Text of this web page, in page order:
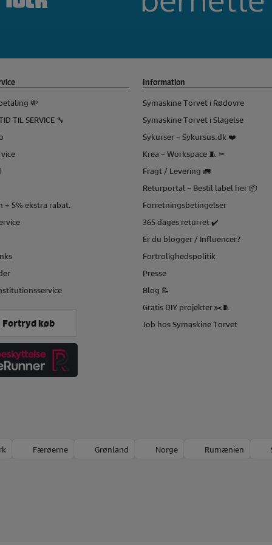
💸
TIL SERVICE 🔧
+ 5% ekstra rabat.
Fortryd køb
Information
Symaskine Torvet i Rødovre
Symaskine Torvet i Slagelse
Sykurser – Sykursus.dk ❤️
Krea – Workspace 🧵 ✂
Fragt / Levering 🚛
Returportal – Bestil label her 📦
Forretningsbetingelser
365 dages returret ✔️
Er du blogger / Influencer?
Fortrolighedspolitik
Presse
Blog 📝
Gratis DIY projekter ✂️🧵
Job hos Symaskine Torvet
Færøerne Grønland Norge Rumænien